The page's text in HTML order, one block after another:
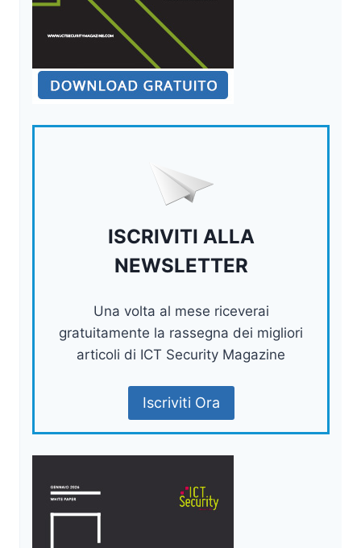
ISCRIVITI ALLA
NEWSLETTER
Una volta al mese riceverai
gratuitamente la rassegna dei migliori
articoli di ICT Security Magazine
Iscriviti Ora